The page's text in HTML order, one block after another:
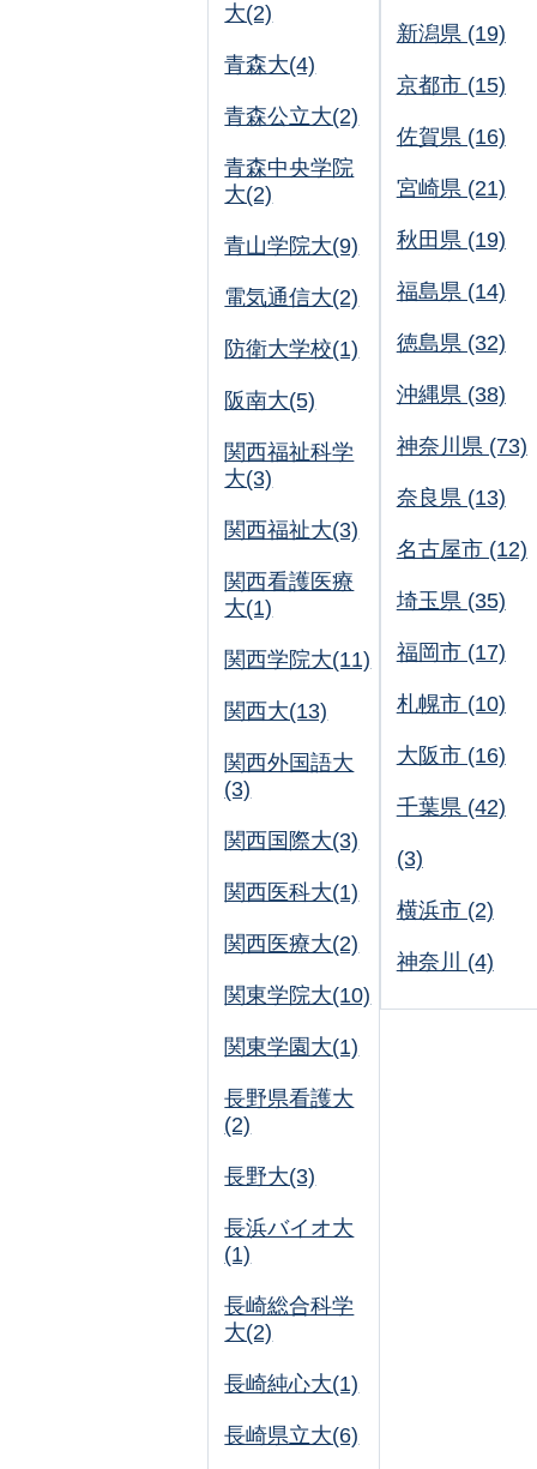
大(2)
青森大(4)
青森公立大(2)
青森中央学院
大(2)
青山学院大(9)
電気通信大(2)
防衛大学校(1)
阪南大(5)
関西福祉科学
大(3)
関西福祉大(3)
関西看護医療
大(1)
関西学院大(11)
関西大(13)
関西外国語大
(3)
関西国際大(3)
関西医科大(1)
関西医療大(2)
関東学院大(10)
関東学園大(1)
長野県看護大
(2)
長野大(3)
長浜バイオ大
(1)
長崎総合科学
大(2)
長崎純心大(1)
長崎県立大(6)
新潟県 (19)
京都市 (15)
佐賀県 (16)
宮崎県 (21)
秋田県 (19)
福島県 (14)
徳島県 (32)
沖縄県 (38)
神奈川県 (73)
奈良県 (13)
名古屋市 (12)
埼玉県 (35)
福岡市 (17)
札幌市 (10)
大阪市 (16)
千葉県 (42)
(3)
横浜市 (2)
神奈川 (4)